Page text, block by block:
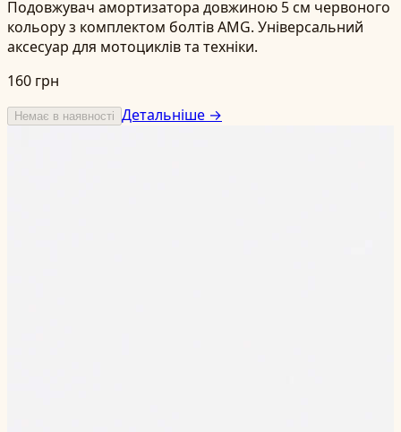
Подовжувач амортизатора довжиною 5 см червоного
кольору з комплектом болтів AMG. Універсальний
аксесуар для мотоциклів та техніки.
160 грн
Немає в наявності Детальніше →